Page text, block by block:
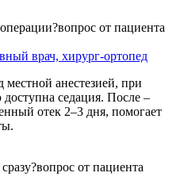
вопрос от пациента
врач, хирург-ортопед
анестезией, при
седация. После –
отек 2–3 дня, помогает
вопрос от пациента